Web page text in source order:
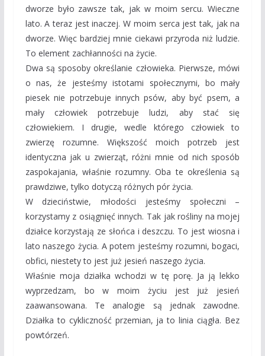
dworze było zawsze tak, jak w moim sercu. Wieczne
lato. A teraz jest inaczej. W moim serca jest tak, jak na
dworze. Więc bardziej mnie ciekawi przyroda niż ludzie.
To element zachłanności na życie.
Dwa są sposoby określanie człowieka. Pierwsze, mówi
o nas, że jesteśmy istotami społecznymi, bo mały
piesek nie potrzebuje innych psów, aby być psem, a
mały człowiek potrzebuje ludzi, aby stać się
człowiekiem. I drugie, wedle którego człowiek to
zwierzę rozumne. Większość moich potrzeb jest
identyczna jak u zwierząt, różni mnie od nich sposób
zaspokajania, właśnie rozumny. Oba te określenia są
prawdziwe, tylko dotyczą różnych pór życia.
W dzieciństwie, młodości jesteśmy społeczni –
korzystamy z osiągnięć innych. Tak jak rośliny na mojej
działce korzystają ze słońca i deszczu. To jest wiosna i
lato naszego życia. A potem jesteśmy rozumni, bogaci,
obfici, niestety to jest już jesień naszego życia.
Właśnie moja działka wchodzi w tę porę. Ja ją lekko
wyprzedzam, bo w moim życiu jest już jesień
zaawansowana. Te analogie są jednak zawodne.
Działka to cykliczność przemian, ja to linia ciągła. Bez
powtórzeń.